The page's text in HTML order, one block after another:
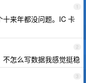
1
来年都没问题。IC 卡
2
怎么写数据我感觉挺稳
3